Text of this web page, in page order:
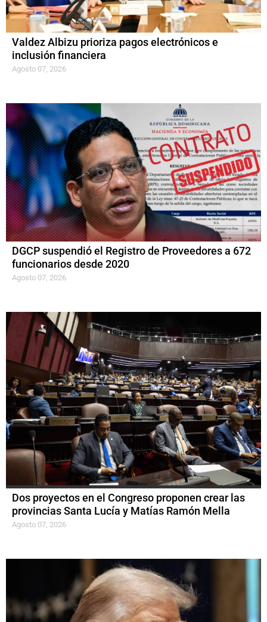
Valdez Albizu prioriza pagos electrónicos e
inclusión financiera
Agosto 07, 2026
DGCP suspendió el Registro de Proveedores a 672
funcionarios desde 2020
Agosto 07, 2026
Dos proyectos en el Congreso proponen crear las
provincias Santa Lucía y Matías Ramón Mella
Agosto 07, 2026